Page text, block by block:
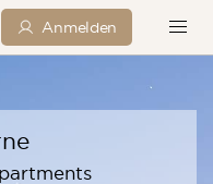
Anmelden